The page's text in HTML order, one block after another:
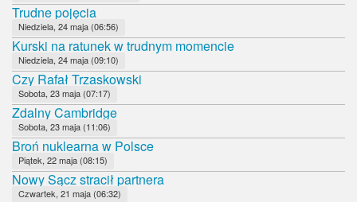
Trudne pojęcia
Niedziela, 24 maja (06:56)
Kurski na ratunek w trudnym momencie
Niedziela, 24 maja (09:10)
Czy Rafał Trzaskowski
Sobota, 23 maja (07:17)
Zdalny Cambridge
Sobota, 23 maja (11:06)
Broń nuklearna w Polsce
Piątek, 22 maja (08:15)
Nowy Sącz stracił partnera
Czwartek, 21 maja (06:32)